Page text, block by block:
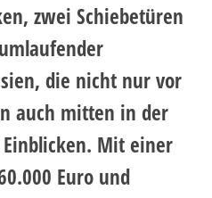
zwei Schiebetüren
die nicht nur vor
auch mitten in der
Mit einer
Euro und